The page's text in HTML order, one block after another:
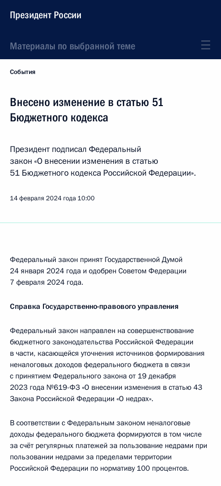
Президент России
Материалы по выбранной теме
События
Внесено изменение в статью 51
Бюджетного кодекса
Президент подписал Федеральный
закон «О внесении изменения в статью
51 Бюджетного кодекса Российской Федерации».
14 февраля 2024 года 10:00
Федеральный закон принят Государственной Думой
24 января 2024 года и одобрен Советом Федерации
7 февраля 2024 года.
Справка Государственно-правового управления
Федеральный закон направлен на совершенствование
бюджетного законодательства Российской Федерации
в части, касающейся уточнения источников формирования
неналоговых доходов федерального бюджета в связи
с принятием Федерального закона от 19 декабря
2023 года №619-ФЗ «О внесении изменения в статью 43
Закона Российской Федерации «О недрах».
В соответствии с Федеральным законом неналоговые
доходы федерального бюджета формируются в том числе
за счёт регулярных платежей за пользование недрами при
пользовании недрами за пределами территории
Российской Федерации по нормативу 100 процентов.